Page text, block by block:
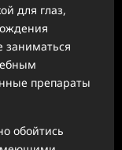
для глаз,
заниматься
препараты
обойтись